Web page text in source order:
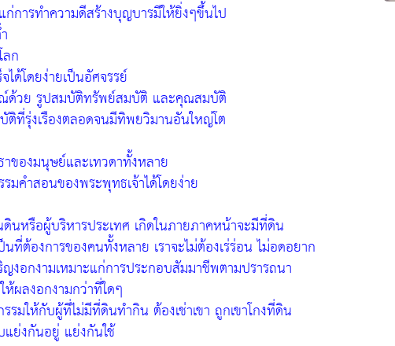
การทำความดีสร้างบุญบารมีให้ยิ่งๆขึ้นไป
ก
ด้โดยง่ายเป็นอัศจรรย์
ด้วย รูปสมบัติทรัพย์สมบัติ และคุณสมบัติ
ที่รุ่งเรืองตลอดจนมีทิพยวิมานอันใหญ่โต
ของมนุษย์และเทวดาทั้งหลาย
มคำสอนของพระพุทธเจ้าได้โดยง่าย
นหรือผู้บริหารประเทศ เกิดในภายภาคหน้าจะมีที่ดิน
ที่ต้องการของคนทั้งหลาย เราจะไม่ต้องเร่ร่อน ไม่อดอยาก
งอกงามเหมาะแก่การประกอบสัมมาชีพตามปรารถนา
ผลงอกงามกว่าที่ใดๆ
รมให้กับผู้ที่ไม่มีที่ดินทำกิน ต้องเช่าเขา ถูกเขาโกงที่ดิน
ย่งกันอยู่ แย่งกันใช้